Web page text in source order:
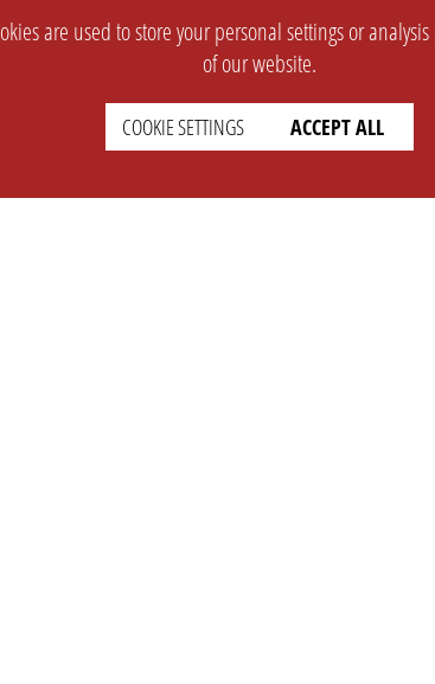
are used to store your personal settings or
of our website.
COOKIE SETTINGS ACCEPT ALL